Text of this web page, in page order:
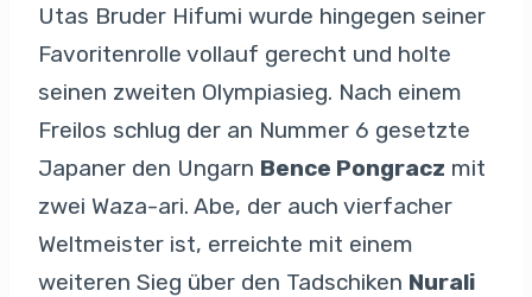
Utas Bruder Hifumi wurde hingegen seiner
Favoritenrolle vollauf gerecht und holte
seinen zweiten Olympiasieg. Nach einem
Freilos schlug der an Nummer 6 gesetzte
Japaner den Ungarn Bence Pongracz mit
zwei Waza-ari. Abe, der auch vierfacher
Weltmeister ist, erreichte mit einem
weiteren Sieg über den Tadschiken Nurali